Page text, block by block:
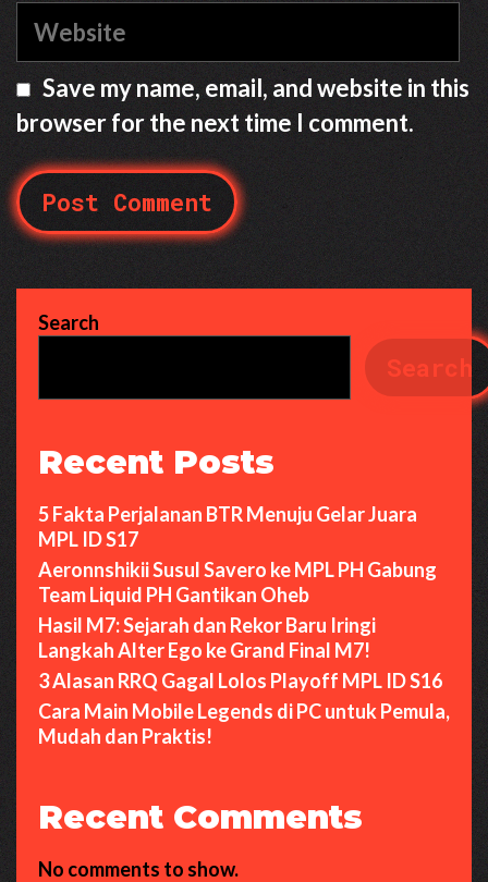
Website
Save my name, email, and website in this
browser for the next time I comment.
Search
Search
Recent Posts
5 Fakta Perjalanan BTR Menuju Gelar Juara
MPL ID S17
Aeronnshikii Susul Savero ke MPL PH Gabung
Team Liquid PH Gantikan Oheb
Hasil M7: Sejarah dan Rekor Baru Iringi
Langkah Alter Ego ke Grand Final M7!
3 Alasan RRQ Gagal Lolos Playoff MPL ID S16
Cara Main Mobile Legends di PC untuk Pemula,
Mudah dan Praktis!
Recent Comments
No comments to show.